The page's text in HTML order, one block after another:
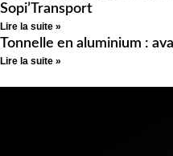
Sopi’Transport
Lire la suite »
Tonnelle en aluminium :
Lire la suite »